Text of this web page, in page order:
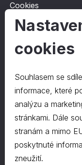
Cookies
Ochrana osobních
O společnosti
Kontakt
O nás
Kontakty
577 222 666
©2024 PD-HRAPA s.r.o.
cookies
Souhlasem se
informace, které
analýzu a
stránkami. Dále souhlasíte s předáním údajů třetím
stranám a mimo
poskytnuté
zneužití.